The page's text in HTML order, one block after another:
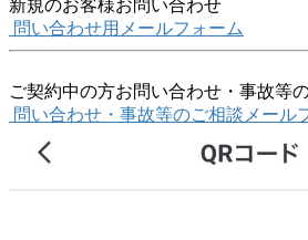
新規のお客様お問い合わせ
問い合わせ用メールフォーム
ご契約中の方お問い合わせ・事故等
問い合わせ・事故等のご相談メール